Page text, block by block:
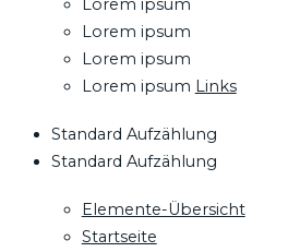
Lorem ipsum
Lorem ipsum
Lorem ipsum
Lorem ipsum Links
Standard Aufzählung
Standard Aufzählung
Elemente-Übersicht
Startseite